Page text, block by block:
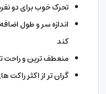
تحرک خوب برای دو
اندازه سر و طول
کند
منعطف ترین و راحت
گران تر از اکثر راکت